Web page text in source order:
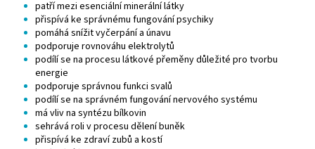
patří mezi esenciální minerální látky
přispívá ke správnému fungování psychiky
pomáhá snížit vyčerpání a únavu
podporuje rovnováhu elektrolytů
podílí se na procesu látkové přeměny důležité pro tvorbu
energie
podporuje správnou funkci svalů
podílí se na správném fungování nervového systému
má vliv na syntézu bílkovin
sehrává roli v procesu dělení buněk
přispívá ke zdraví zubů a kostí